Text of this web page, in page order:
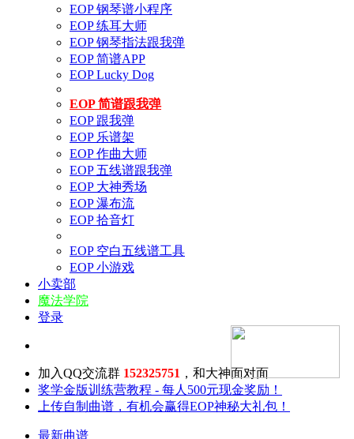
EOP 钢琴谱小程序
EOP 练耳大师
EOP 钢琴指法跟我弹
EOP 简谱APP
EOP Lucky Dog
EOP 简谱跟我弹
EOP 跟我弹
EOP 乐谱架
EOP 作曲大师
EOP 五线谱跟我弹
EOP 大神秀场
EOP 瀑布流
EOP 拾音灯
EOP 空白五线谱工具
EOP 小游戏
小卖部
魔法学院
登录
加入QQ交流群 152325751 ，和大神面对面
奖学金版训练营教程 - 每人500元现金奖励！
上传自制曲谱，有机会赢得EOP神秘大礼包！
最新曲谱